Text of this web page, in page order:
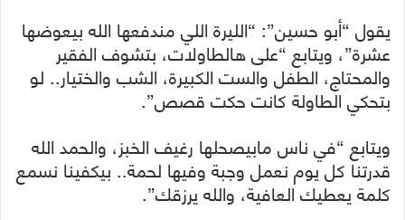
يقول “أبو حسين”: “الليرة اللي مندفعها الله بيعوضها
عشرة”، ويتابع “على هالطاولات، بتشوف الفقير
والمحتاج، الطفل والست الكبيرة، الشب والختيار.. لو
بتحكي الطاولة كانت حكت قصص”.
ويتابع “في ناس مابيصحلها رغيف الخبز، والحمد الله
قدرتنا كل يوم نعمل وجبة وفيها لحمة.. بيكفينا نسمع
كلمة يعطيك العافية، والله يرزقك”.